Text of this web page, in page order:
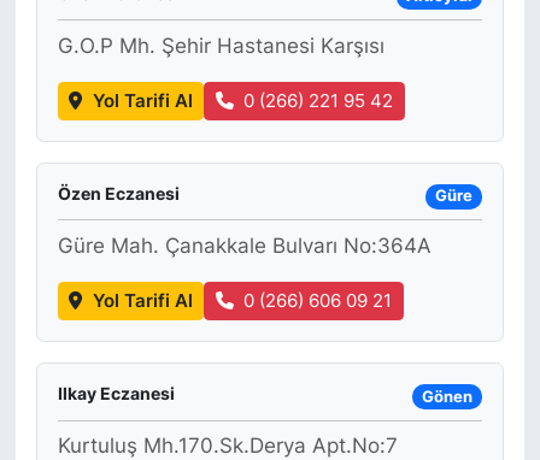
G.O.P Mh. Şehir Hastanesi Karşısı
Yol Tarifi Al 0 (266) 221 95 42
Özen Eczanesi Güre
Güre Mah. Çanakkale Bulvarı No:364A
Yol Tarifi Al 0 (266) 606 09 21
Ilkay Eczanesi Gönen
Kurtuluş Mh.170.Sk.Derya Apt.No:7